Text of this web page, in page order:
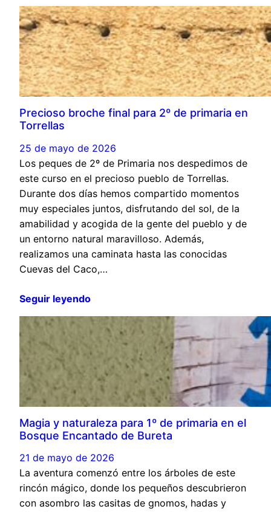
Precioso broche final para 2º de primaria en
Torrellas
25 de mayo de 2026
Los peques de 2º de Primaria nos despedimos de
este curso en el precioso pueblo de Torrellas.
Durante dos días hemos compartido momentos
muy especiales juntos, disfrutando del sol, de la
amabilidad y acogida de la gente del pueblo y de
un entorno natural maravilloso. Además,
realizamos una caminata hasta las conocidas
Cuevas del Caco,…
Seguir leyendo
Magia y naturaleza para 1º de primaria en el
Bosque Encantado de Bureta
21 de mayo de 2026
La aventura comenzó entre los árboles de este
rincón mágico, donde los pequeños descubrieron
con asombro las casitas de gnomos, hadas y